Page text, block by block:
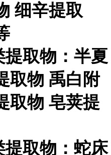
细辛提取
取物：半夏
取物 禹白附
取物 皂荚提
取物：蛇床